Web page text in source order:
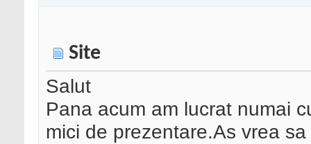
Site
Salut
Pana acum am lucrat numai
mici de prezentare.As vrea